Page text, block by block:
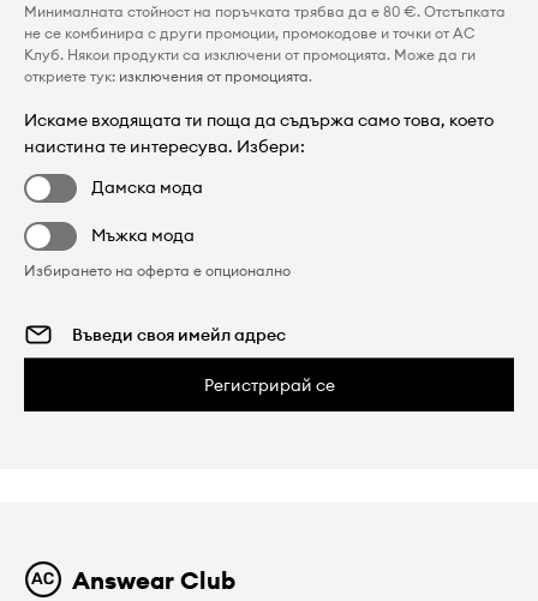
Минималната стойност на поръчката трябва да е 80 €. Отстъпката
не се комбинира с други промоции, промокодове и точки от AC
Клуб. Някои продукти са изключени от промоцията. Може да ги
откриете тук: изключения от промоцията.
Искаме входящата ти поща да съдържа само това, което
наистина те интересува. Избери:
Дамска мода
Мъжка мода
Избирането на оферта е опционално
Регистрирай се
Answear Club